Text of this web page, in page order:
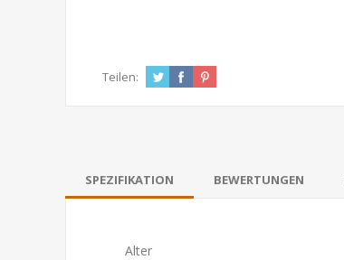
Teilen:
SPEZIFIKATION BEWERTUNGEN
Alter